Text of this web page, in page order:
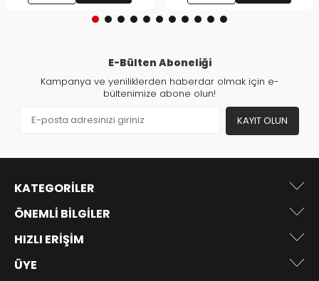
E-Bülten Aboneliği
Kampanya ve yeniliklerden haberdar olmak için e-
bültenimize abone olun!
KAYIT OLUN
KATEGORILER
ÖNEMLI BILGILER
HIZLI ERIŞIM
ÜYE